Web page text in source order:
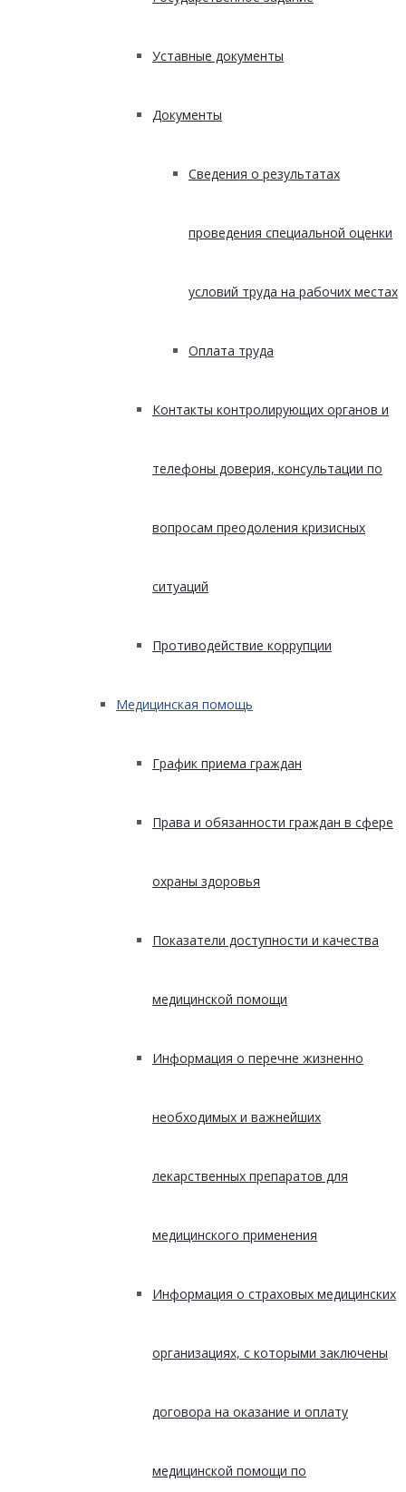
Уставные документы
Документы
Сведения о результатах
проведения специальной оценки
условий труда на рабочих местах
Оплата труда
Контакты контролирующих органов и
телефоны доверия, консультации по
вопросам преодоления кризисных
ситуаций
Противодействие коррупции
Медицинская помощь
График приема граждан
Права и обязанности граждан в сфере
охраны здоровья
Показатели доступности и качества
медицинской помощи
Информация о перечне жизненно
необходимых и важнейших
лекарственных препаратов для
медицинского применения
Информация о страховых медицинских
организациях, с которыми заключены
договора на оказание и оплату
медицинской помощи по